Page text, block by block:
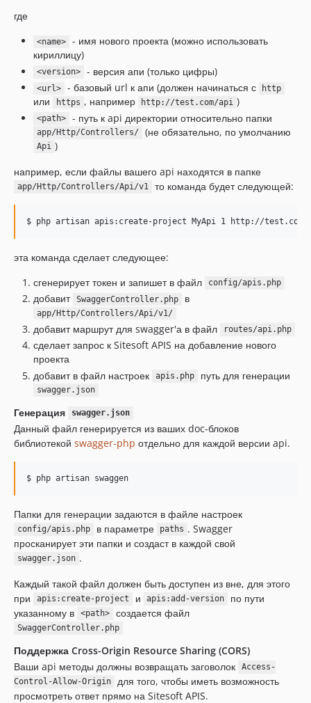
где
<name>
- имя нового проекта (можно использовать
кириллицу)
<version> - версия апи (только цифры)
<url> - базовый url к апи (должен начинаться с http
или https , например http://test.com/api )
<path> - путь к api директории относительно папки
app/Http/Controllers/ (не обязательно, по умолчанию
Api )
например, если файлы вашего api находятся в папке
app/Http/Controllers/Api/v1 то команда будет следующей:
эта команда сделает следующее:
сгенерирует токен и запишет в файл
config/apis.php
добавит SwaggerController.php в
app/Http/Controllers/Api/v1/
добавит маршрут для swagger'а в файл routes/api.php
сделает запрос к Sitesoft APIS на добавление нового
проекта
добавит в файл настроек
apis.php путь для генерации
swagger.json
Генерация swagger.json
Данный файл генерируется из ваших doc-блоков
библиотекой swagger-php отдельно для каждой версии api.
Папки для генерации задаются в файле настроек
config/apis.php в параметре paths . Swagger
просканирует эти папки и создаст в каждой свой
swagger.json .
Каждый такой файл должен быть доступен из вне, для этого
при
apis:create-project и apis:add-version
по пути
указанному в
<path> создается файл
SwaggerController.php
Поддержка Cross-Origin Resource Sharing (CORS)
Ваши api методы должны возвращать заговолок
Access-
Control-Allow-Origin
для того, чтобы иметь возможность
просмотреть ответ прямо на Sitesoft APIS.